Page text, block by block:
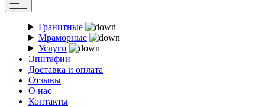
Гранитные
Мраморные
Услуги
Эпитафии
Доставка и оплата
Отзывы
О нас
Контакты